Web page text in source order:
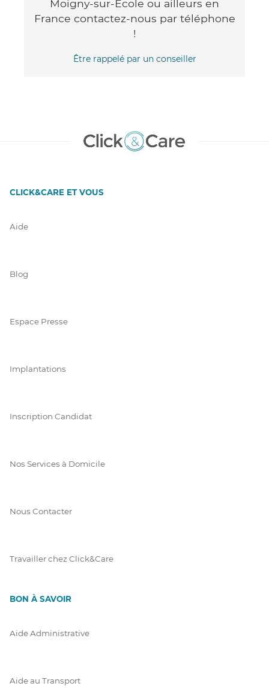
Moigny-sur-École ou ailleurs en
France contactez-nous par téléphone
!
Être rappelé par un conseiller
CLICK&CARE ET VOUS
Aide
Blog
Espace Presse
Implantations
Inscription Candidat
Nos Services à Domicile
Nous Contacter
Travailler chez Click&Care
BON À SAVOIR
Aide Administrative
Aide au Transport